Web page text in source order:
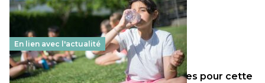
En lien avec l'actualité
Les décisions ministérielles attendues pour cette